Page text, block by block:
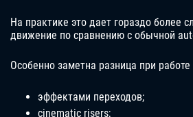
На практике это дает гораздо более
движение по сравнению с обычной
Особенно заметна разница при работе
эффектами переходов;
cinematic risers;